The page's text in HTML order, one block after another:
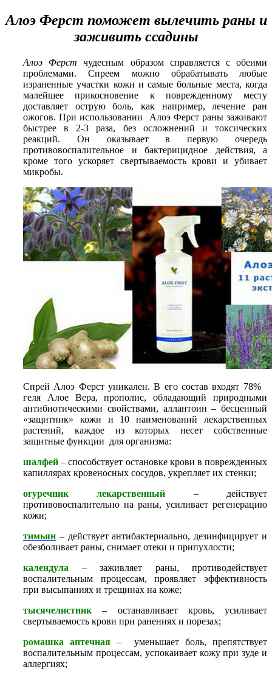
Алоэ Ферст поможет вылечить раны и
заживить ссадины
Алоэ Ферст чудесным образом справляется с обеими
проблемами. Спреем можно обрабатывать любые
израненные участки кожи и самые больные места, когда
малейшее прикосновение к поврежденному месту
доставляет острую боль, как например, лечение ран
ожогов. При использовании Алоэ Ферст раны заживают
быстрее в 2-3 раза, без осложнений и токсических
реакций. Он оказывает в первую очередь
противовоспалительное и бактерицидное действия, а
кроме того ускоряет свертываемость крови и убивает
микробы.
Спрей Алоэ Ферст уникален. В его состав входят 78%
геля Алое Вера, прополис, обладающий природными
антибиотическими свойствами, аллантоин – бесценный
«защитник» кожи и 10 наименований лекарственных
растений, каждое из которых несет собственные
защитные функции для организма:
шалфей – способствует остановке крови в поврежденных
капиллярах кровеносных сосудов, укрепляет их стенки;
огуречник лекарственный – действует
противовоспалительно на раны, усиливает регенерацию
кожи;
тимьян – действует антибактериально, дезинфицирует и
обезболивает раны, снимает отеки и припухлости;
календула – заживляет раны, противодействует
воспалительным процессам, проявляет эффективность
при высыпаниях и трещинах на коже;
тысячелистник – останавливает кровь, усиливает
свертываемость крови при ранениях и порезах;
ромашка аптечная – уменьшает боль, препятствует
воспалительным процессам, успокаивает кожу при зуде и
аллергиях;